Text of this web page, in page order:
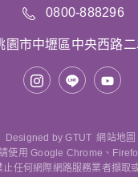
0800-888296
園市中壢區中央西路
Designed byGTUT 網站地圖
使用 Google Chrome、
止任何網際網路服務業者擷取